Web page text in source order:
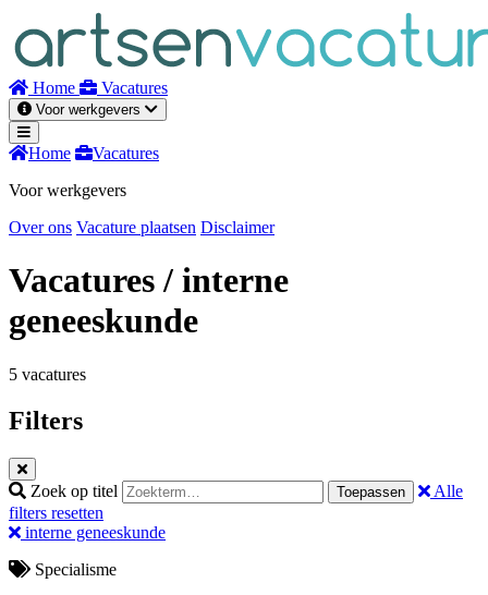
inhoud
Home Vacatures
Voor werkgevers
Home
Vacatures
Voor werkgevers
Over ons Vacature plaatsen Disclaimer
Vacatures/ interne
geneeskunde
5 vacatures
Filters
Zoek op titel Toepassen
Alle
filters resetten
interne geneeskunde
Specialisme